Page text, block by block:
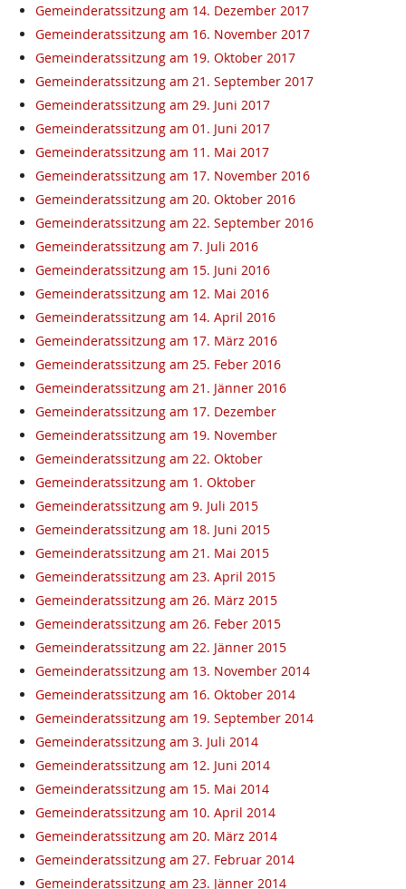
Gemeinderatssitzung am 14. Dezember 2017
Gemeinderatssitzung am 16. November 2017
Gemeinderatssitzung am 19. Oktober 2017
Gemeinderatssitzung am 21. September 2017
Gemeinderatssitzung am 29. Juni 2017
Gemeinderatssitzung am 01. Juni 2017
Gemeinderatssitzung am 11. Mai 2017
Gemeinderatssitzung am 17. November 2016
Gemeinderatssitzung am 20. Oktober 2016
Gemeinderatssitzung am 22. September 2016
Gemeinderatssitzung am 7. Juli 2016
Gemeinderatssitzung am 15. Juni 2016
Gemeinderatssitzung am 12. Mai 2016
Gemeinderatssitzung am 14. April 2016
Gemeinderatssitzung am 17. März 2016
Gemeinderatssitzung am 25. Feber 2016
Gemeinderatssitzung am 21. Jänner 2016
Gemeinderatssitzung am 17. Dezember
Gemeinderatssitzung am 19. November
Gemeinderatssitzung am 22. Oktober
Gemeinderatssitzung am 1. Oktober
Gemeinderatssitzung am 9. Juli 2015
Gemeinderatssitzung am 18. Juni 2015
Gemeinderatssitzung am 21. Mai 2015
Gemeinderatssitzung am 23. April 2015
Gemeinderatssitzung am 26. März 2015
Gemeinderatssitzung am 26. Feber 2015
Gemeinderatssitzung am 22. Jänner 2015
Gemeinderatssitzung am 13. November 2014
Gemeinderatssitzung am 16. Oktober 2014
Gemeinderatssitzung am 19. September 2014
Gemeinderatssitzung am 3. Juli 2014
Gemeinderatssitzung am 12. Juni 2014
Gemeinderatssitzung am 15. Mai 2014
Gemeinderatssitzung am 10. April 2014
Gemeinderatssitzung am 20. März 2014
Gemeinderatssitzung am 27. Februar 2014
Gemeinderatssitzung am 23. Jänner 2014